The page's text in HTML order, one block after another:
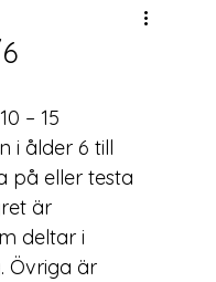
– 15
i ålder 6 till
på eller testa
är
deltar i
Övriga är